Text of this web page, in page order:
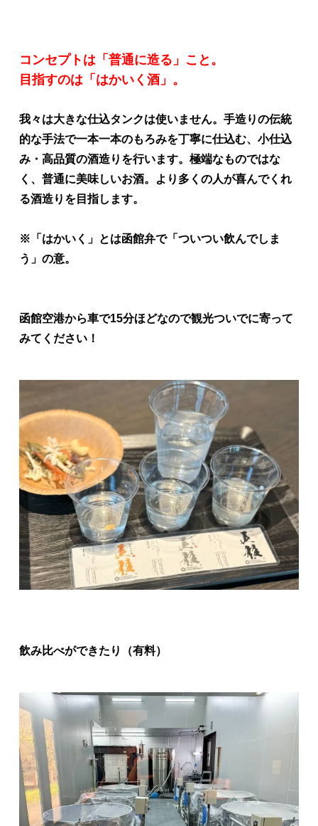
コンセプトは「普通に造る」こと。
目指すのは「はかいく酒」。
我々は大きな仕込タンクは使いません。手造りの伝統
的な手法で一本一本のもろみを丁寧に仕込む、小仕込
み・高品質の酒造りを行います。極端なものではな
く、普通に美味しいお酒。より多くの人が喜んでくれ
る酒造りを目指します。
※「はかいく」とは函館弁で「ついつい飲んでしま
う」の意。
函館空港から車で15分ほどなので観光ついでに寄って
みてください！
飲み比べができたり（有料）